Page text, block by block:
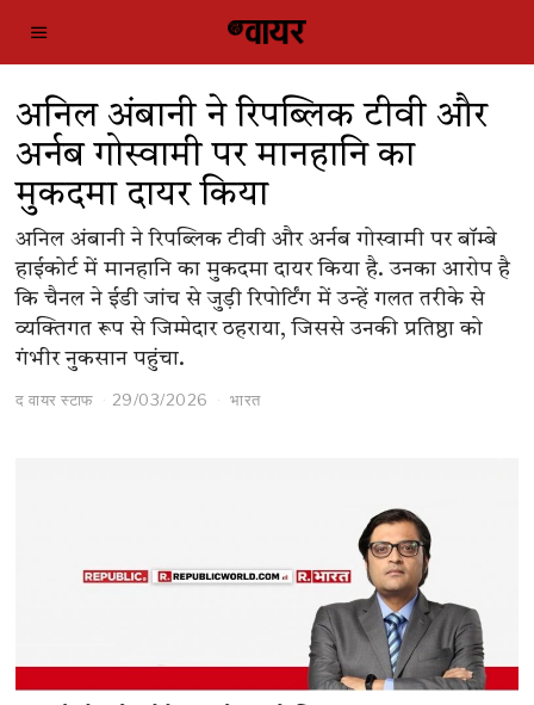
अनिल अंबानी ने रिपब्लिक टीवी और
अर्नब गोस्वामी पर मानहानि का
मुकदमा दायर किया
अनिल अंबानी ने रिपब्लिक टीवी और अर्नब गोस्वामी पर बॉम्बे
हाईकोर्ट में मानहानि का मुकदमा दायर किया है. उनका आरोप है
कि चैनल ने ईडी जांच से जुड़ी रिपोर्टिंग में उन्हें गलत तरीके से
व्यक्तिगत रूप से जिम्मेदार ठहराया, जिससे उनकी प्रतिष्ठा को
गंभीर नुकसान पहुंचा.
द वायर स्टाफ 29/03/2026 भारत